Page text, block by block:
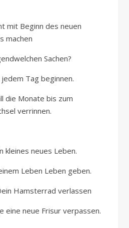
mit Beginn des neuen
machen
Sachen?
Tag beginnen.
die Monate bis zum
verrinnen.
kleines neues Leben.
Leben Leben geben.
Hamsterrad verlassen
eine neue Frisur verpassen.